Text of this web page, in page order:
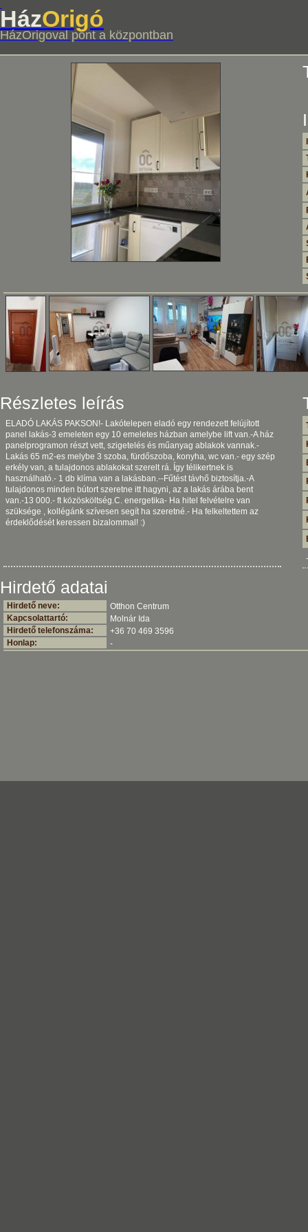
HázOrigó
HázOrigoval pont a központban
Részletes leírás
ELADÓ LAKÁS PAKSON!- Lakótelepen eladó egy rendezett felújított
panel lakás-3 emeleten egy 10 emeletes házban amelybe lift van.-A ház
panelprogramon részt vett, szigetelés és műanyag ablakok vannak.-
Lakás 65 m2-es melybe 3 szoba, fürdőszoba, konyha, wc van.- egy szép
erkély van, a tulajdonos ablakokat szerelt rá. Így télikertnek is
használható.- 1 db klíma van a lakásban.--Fűtést távhő biztosítja.-A
tulajdonos minden bútort szeretne itt hagyni, az a lakás árába bent
van.-13 000.- ft közösköltség.C. energetika- Ha hitel felvételre van
szüksége , kollégánk szívesen segít ha szeretné.- Ha felkeltettem az
érdeklődését keressen bizalommal! :)
-
Hirdető adatai
Hirdető neve:
Otthon Centrum
Kapcsolattartó:
Molnár Ida
Hirdető telefonszáma:
+36 70 469 3596
Honlap:
-